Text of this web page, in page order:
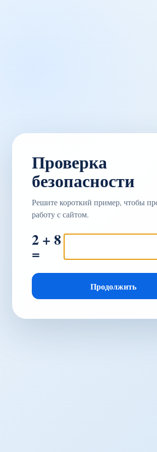
Проверка
безопасности
Решите короткий пример, чтобы
работу с сайтом.
2 + 8
=
Продолжить